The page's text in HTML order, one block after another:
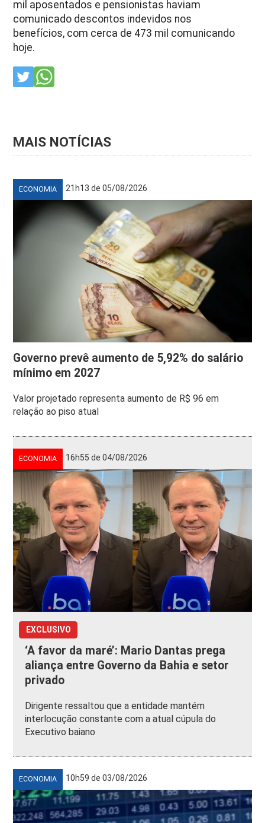
mil aposentados e pensionistas haviam
comunicado descontos indevidos nos
benefícios, com cerca de 473 mil comunicando
hoje.
MAIS NOTÍCIAS
ECONOMIA 21h13 de 05/08/2026
Governo prevê aumento de 5,92% do salário
mínimo em 2027
Valor projetado representa aumento de R$ 96 em
relação ao piso atual
ECONOMIA 16h55 de 04/08/2026
EXCLUSIVO
‘A favor da maré’: Mario Dantas prega
aliança entre Governo da Bahia e setor
privado
Dirigente ressaltou que a entidade mantém
interlocução constante com a atual cúpula do
Executivo baiano
ECONOMIA 10h59 de 03/08/2026